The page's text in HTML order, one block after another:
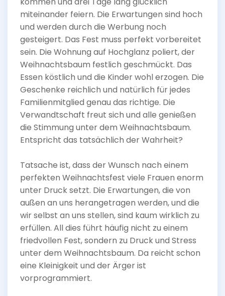
miteinander feiern. Die Erwartungen sind hoch
und werden durch die Werbung noch
gesteigert. Das Fest muss perfekt vorbereitet
sein. Die Wohnung auf Hochglanz poliert, der
Weihnachtsbaum festlich geschmückt. Das
Essen köstlich und die Kinder wohl erzogen. Die
Geschenke reichlich und natürlich für jedes
Familienmitglied genau das richtige. Die
Verwandtschaft freut sich und alle genießen
die Stimmung unter dem Weihnachtsbaum.
Entspricht das tatsächlich der Wahrheit?
Tatsache ist, dass der Wunsch nach einem
perfekten Weihnachtsfest viele Frauen enorm
unter Druck setzt. Die Erwartungen, die von
außen an uns herangetragen werden, und die
wir selbst an uns stellen, sind kaum wirklich zu
erfüllen. All dies führt häufig nicht zu einem
friedvollen Fest, sondern zu Druck und Stress
unter dem Weihnachtsbaum. Da reicht schon
eine Kleinigkeit und der Ärger ist
vorprogrammiert.